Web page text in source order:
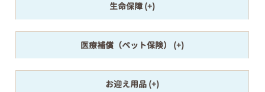
生命保障
医療補償（ペット保険）
お迎え用品